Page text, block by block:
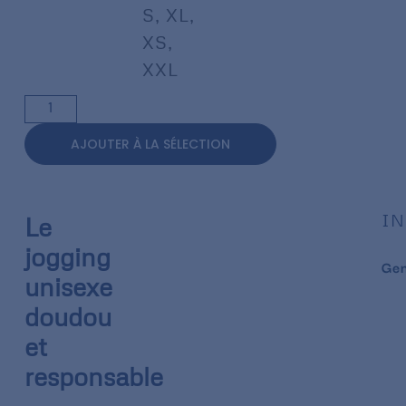
S , XL ,
XS ,
XXL
AJOUTER À LA SÉLECTION
Le
jogging
unisexe
doudou
et
responsable